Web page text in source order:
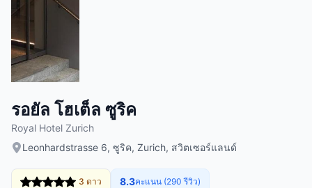
รอยัล โฮเต็ล ซูริค
Royal Hotel Zurich
Leonhardstrasse 6, ซูริค, Zurich, สวิตเซอร์แลนด์
3 ดาว 8.3คะแนน (290 รีวิว)